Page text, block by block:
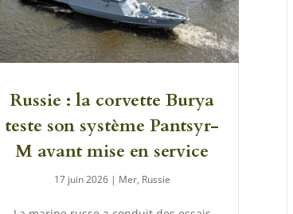
Russie : la corvette Burya
teste son système Pantsyr-
M avant mise en service
17 juin 2026| Mer, Russie